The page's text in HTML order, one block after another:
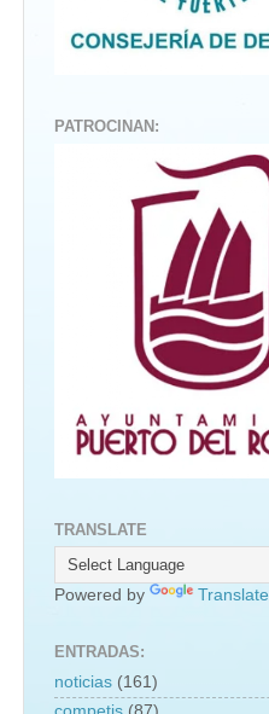
PATROCINAN:
TRANSLATE
Powered by Translate
ENTRADAS:
noticias (161)